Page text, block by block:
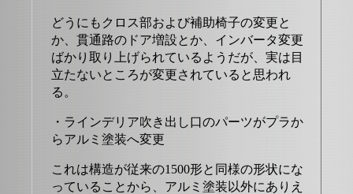
どうにもクロス部および補助椅子の変更と
か、貫通路のドア増設とか、インバータ変更
ばかり取り上げられているようだが、実は目
立たないところが変更されていると思われ
る。
・ラインデリア吹き出し口のパーツがプラか
らアルミ塗装へ変更
これは構造が従来の1500形と同様の形状にな
っていることから、アルミ塗装以外にありえ